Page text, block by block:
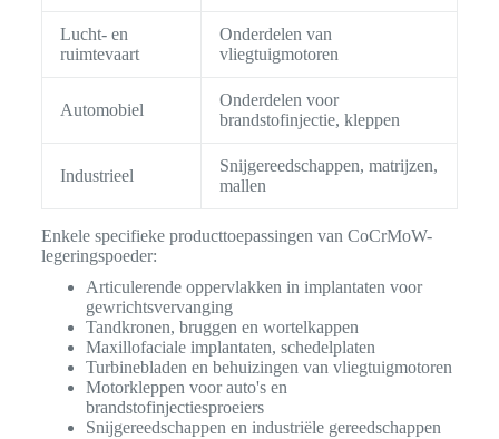
Lucht- en
ruimtevaart
Onderdelen van
vliegtuigmotoren
Automobiel
Onderdelen voor
brandstofinjectie, kleppen
Industrieel
Snijgereedschappen, matrijzen,
mallen
Enkele specifieke producttoepassingen van CoCrMoW-
legeringspoeder:
Articulerende oppervlakken in implantaten voor
gewrichtsvervanging
Tandkronen, bruggen en wortelkappen
Maxillofaciale implantaten, schedelplaten
Turbinebladen en behuizingen van vliegtuigmotoren
Motorkleppen voor auto's en
brandstofinjectiesproeiers
Snijgereedschappen en industriële gereedschappen